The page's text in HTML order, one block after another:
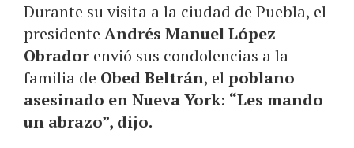
Durante su visita a la ciudad de Puebla, el
presidente Andrés Manuel López
Obrador envió sus condolencias a la
familia de Obed Beltrán, elpoblano
asesinado en Nueva York: “Les mando
un abrazo”, dijo.